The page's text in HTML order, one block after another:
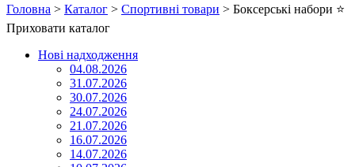
Головна > Каталог > Спортивні товари > Боксерські набори ⭐
Приховати каталог
Нові надходження
04.08.2026
31.07.2026
30.07.2026
24.07.2026
21.07.2026
16.07.2026
14.07.2026